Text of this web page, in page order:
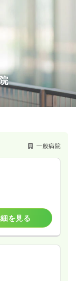
一般病院
を見る